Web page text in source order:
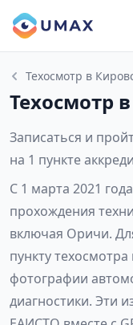
Техосмотр в
Техосмотр
Записаться и
на 1 пункте
С 1 марта 2021
прохождения
включая Оричи.
пункту
фотографии
диагностики. Эти